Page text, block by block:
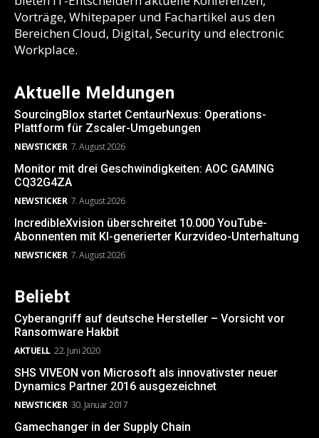
Vorträge, Whitepaper und Fachartikel aus den
Bereichen Cloud, Digital, Security und electronic
Workplace.
Aktuelle Meldungen
SourcingBlox startet CentaurNexus: Operations-
Plattform für Zscaler-Umgebungen
NEWSTICKER 7. August 2026
Monitor mit drei Geschwindigkeiten: AOC GAMING
CQ32G4ZA
NEWSTICKER 7. August 2026
IncredibleXvision überschreitet 10.000 YouTube-
Abonnenten mit KI-generierter Kurzvideo-Unterhaltung
NEWSTICKER 7. August 2026
Beliebt
Cyberangriff auf deutsche Hersteller – Vorsicht vor
Ransomware Hakbit
AKTUELL 22. Juni 2020
SHS VIVEON von Microsoft als innovativster neuer
Dynamics Partner 2016 ausgezeichnet
NEWSTICKER 30. Januar 2017
Gamechanger in der Supply Chain